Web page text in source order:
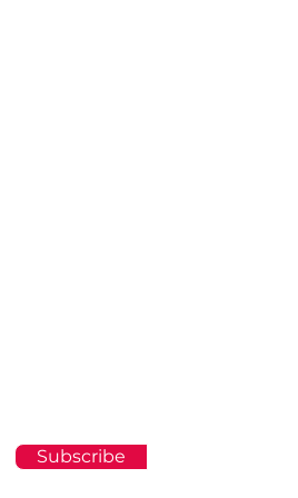
Subscribe